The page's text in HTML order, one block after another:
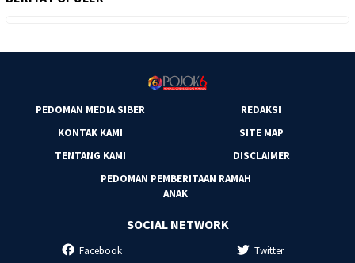
PEDOMAN MEDIA SIBER
REDAKSI
KONTAK KAMI
SITE MAP
TENTANG KAMI
DISCLAIMER
PEDOMAN PEMBERITAAN RAMAH
ANAK
SOCIAL NETWORK
Facebook Twitter